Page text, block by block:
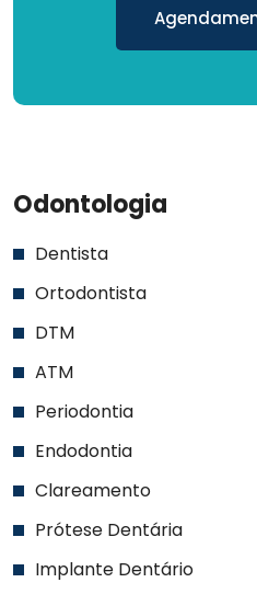
Odontologia
Dentista
Ortodontista
DTM
ATM
Periodontia
Endodontia
Clareamento
Prótese Dentária
Implante Dentário